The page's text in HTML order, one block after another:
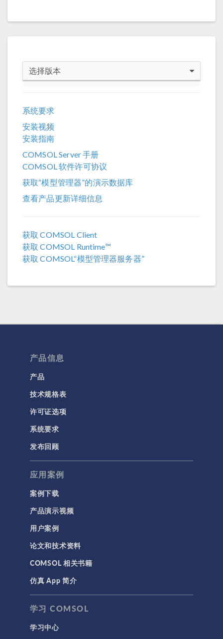
选择版本
COMSOL 6.3
COMSOL 6.2
COMSOL 6.1
COMSOL 6.0
COMSOL 5.3a
系统要求
安装视频
安装指南
COMSOL Server 手册
COMSOL 软件许可协议
获取“模型管理器”的演示数据库
查看产品更新详细信息
获取 COMSOL Client
获取 COMSOL Runtime™
获取 COMSOL“模型管理器服务器”
产品信息
产品
技术规格表
许可证选项
系统要求
发布回顾
应用案例
案例下载
产品演示视频
用户案例
论文和技术资料
COMSOL 相关书籍
仿真 App 简介
学习 COMSOL
学习中心